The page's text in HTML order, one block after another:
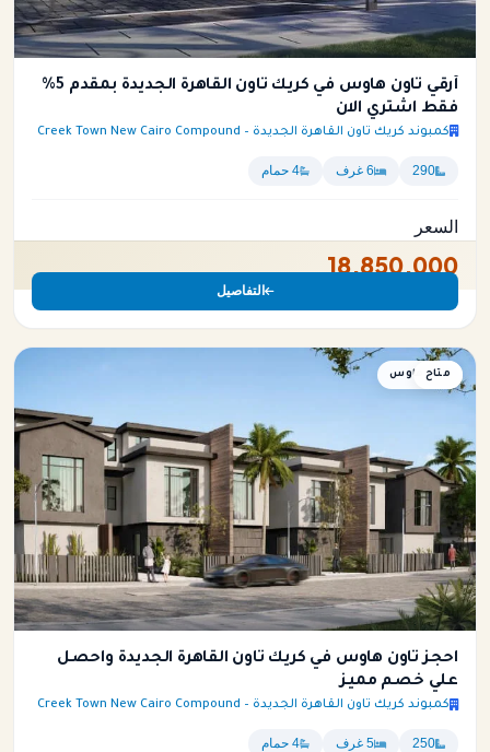
أرقي تاون هاوس في كريك تاون القاهرة الجديدة بمقدم 5%
فقط اشتري الان
كمبوند كريك تاون القاهرة الجديدة – Creek Town New Cairo Compound
290 6 غرف 4 حمام
السعر
18,850,000
التفاصيل
تاون هاوس
متاح
احجز تاون هاوس في كريك تاون القاهرة الجديدة واحصل
علي خصم مميز
كمبوند كريك تاون القاهرة الجديدة – Creek Town New Cairo Compound
250 5 غرف 4 حمام